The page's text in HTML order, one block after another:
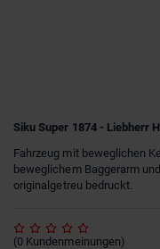
Siku Super 1874 - Liebherr
Fahrzeug mit beweglichen
beweglichem Baggerarm
originalgetreu bedruckt.
(0 Kundenmeinungen)